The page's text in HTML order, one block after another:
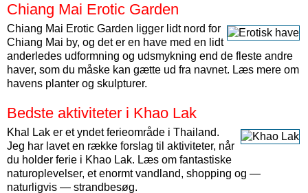
Chiang Mai Erotic Garden
Chiang Mai Erotic Garden ligger lidt nord for
Chiang Mai by, og det er en have med en lidt
anderledes udformning og udsmykning end de fleste andre
haver, som du måske kan gætte ud fra navnet. Læs mere om
havens planter og skulpturer.
Bedste aktiviteter i Khao Lak
Khal Lak er et yndet ferieområde i Thailand.
Jeg har lavet en række forslag til aktiviteter, når
du holder ferie i Khao Lak. Læs om fantastiske
naturoplevelser, et enormt vandland, shopping og —
naturligvis — strandbesøg.